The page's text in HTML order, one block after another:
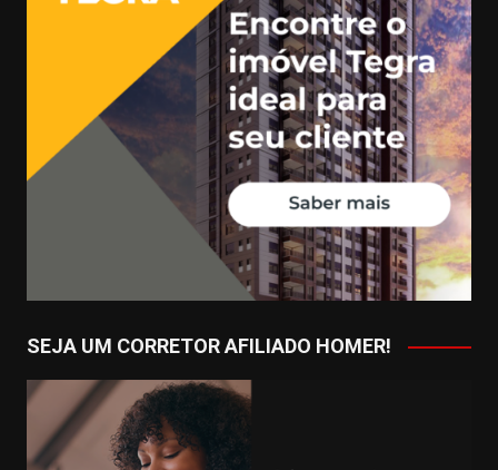
SEJA UM CORRETOR AFILIADO HOMER!